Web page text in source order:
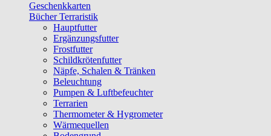
Geschenkkarten
Bücher Terraristik
Hauptfutter
Ergänzungsfutter
Frostfutter
Schildkrötenfutter
Näpfe, Schalen & Tränken
Beleuchtung
Pumpen & Luftbefeuchter
Terrarien
Thermometer & Hygrometer
Wärmequellen